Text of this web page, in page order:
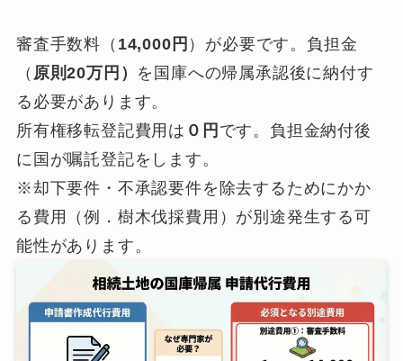
審査手数料（ 14,000円 ）が必要です。負担金
（ 原則20万円） を国庫への帰属承認後に納付す
る必要があります。
所有権移転登記費用は ０円 です。負担金納付後
に国が嘱託登記をします。
※却下要件・不承認要件を除去するためにかか
る費用（例．樹木伐採費用）が別途発生する可
能性があります。